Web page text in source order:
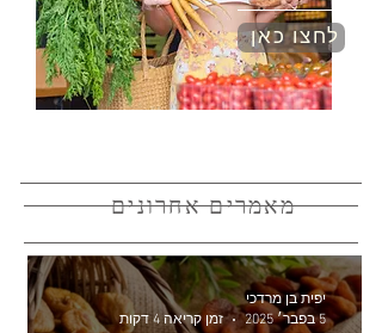
לחצו כאן
מאמרים אחרונים
יפית בן מרדכי
5 בפבר׳ 2025
זמן קריאה 4 דקות